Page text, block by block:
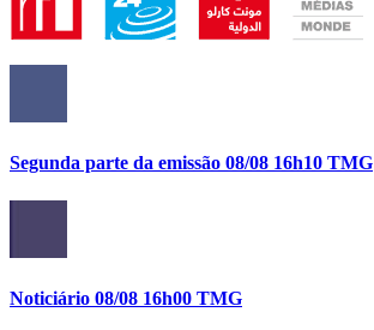
Segunda parte da emissão 08/08 16h10 TMG
Noticiário 08/08 16h00 TMG